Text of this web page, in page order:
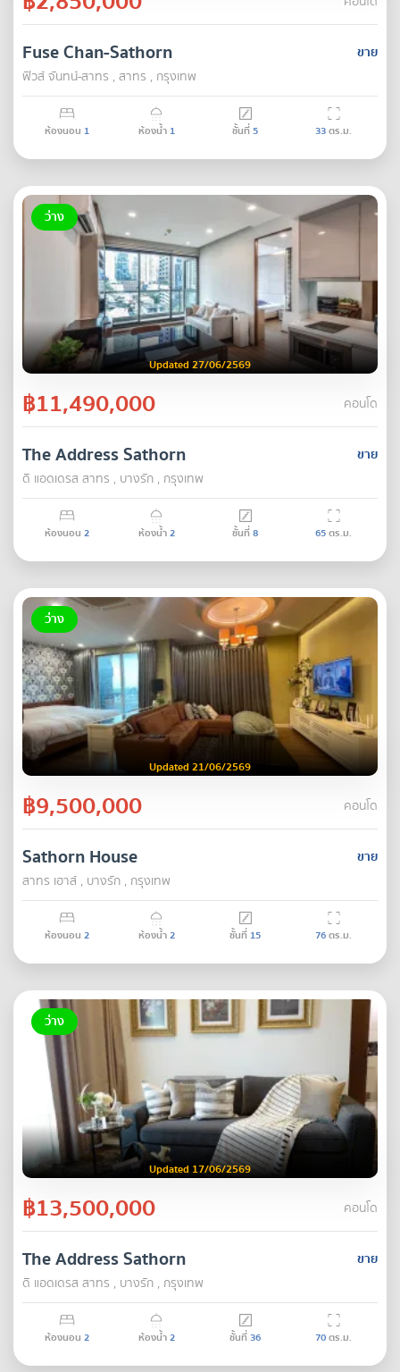
ขาย
Fuse Chan-Sathorn
ฟิวส์ จันทน์-สาทร , สาทร , กรุงเทพ
ห้องนอน 1 ห้องน้ำ 1 ชั้นที่5 33ตร.ม.
ว่าง
Updated 27/06/2569
฿11,490,000 คอนโด
ขาย
The Address Sathorn
ดิ แอดเดรส สาทร , บางรัก , กรุงเทพ
ห้องนอน 2 ห้องน้ำ2 ชั้นที่8 65ตร.ม.
ว่าง
Updated 21/06/2569
฿9,500,000 คอนโด
ขาย
Sathorn House
สาทร เฮาส์ , บางรัก , กรุงเทพ
ห้องนอน 2 ห้องน้ำ2 ชั้นที่ 15 76ตร.ม.
ว่าง
Updated 17/06/2569
฿13,500,000 คอนโด
ขาย
The Address Sathorn
ดิ แอดเดรส สาทร , บางรัก , กรุงเทพ
ห้องนอน 2 ห้องน้ำ2 ชั้นที่36 70ตร.ม.